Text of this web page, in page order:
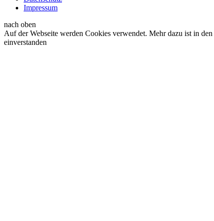
Impressum
nach oben
Auf der Webseite werden Cookies verwendet. Mehr dazu ist in den
einverstanden